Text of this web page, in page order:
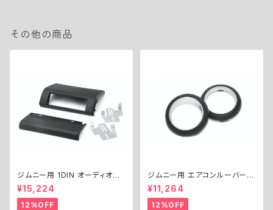
その他の商品
ジムニー用 1DIN オーディオパ
ネルキット ／ 1DIN AUDIO PA
NEL KIT for Jimny
¥15,224
12%OFF
ジムニー用 エアコンルーバーリ
ングキット ／ A/C LOUVER RI
NGS KIT for Jimny
¥11,264
12%OFF